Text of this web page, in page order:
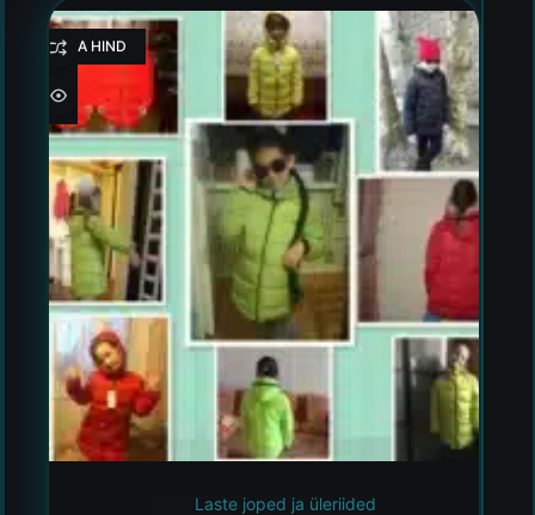
HEA HIND
Laste joped ja üleriided